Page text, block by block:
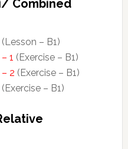
Combined
(Lesson – B1)
1 (Exercise – B1)
2 (Exercise – B1)
(Exercise – B1)